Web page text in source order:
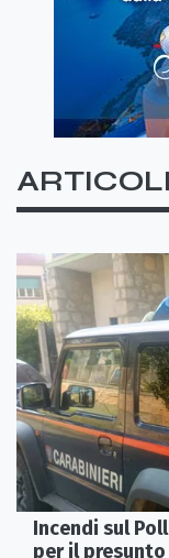
Incendi sul
per il presunto